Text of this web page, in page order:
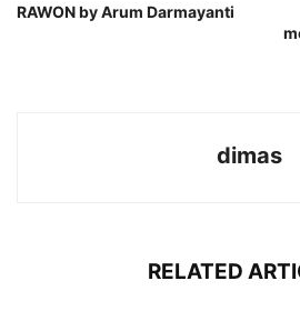
RAWON by Arum Darmayanti
dimas
RELATED